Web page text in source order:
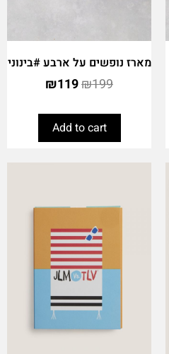
מארז נופשים על ארבע #בינוני
₪199
₪119
Add to cart